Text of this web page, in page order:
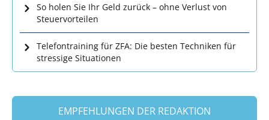
So holen Sie Ihr Geld zurück – ohne Verlust von
Steuervorteilen
Telefontraining für ZFA: Die besten Techniken für
stressige Situationen
EMPFEHLUNGEN DER REDAKTION